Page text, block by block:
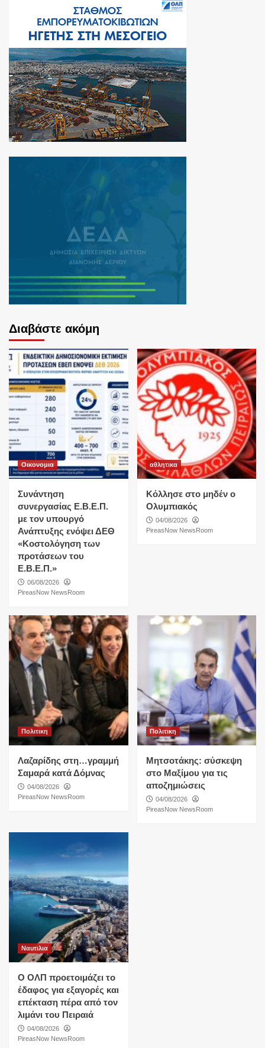
Διαβάστε ακόμη
Οικονομια
Συνάντηση
συνεργασίας Ε.Β.Ε.Π.
με τον υπουργό
Ανάπτυξης ενόψει ΔΕΘ
«Κοστολόγηση των
προτάσεων του
Ε.Β.Ε.Π.»
06/08/2026
PireasNow NewsRoom
αθλητικα
Κόλλησε στο μηδέν ο
Ολυμπιακός
04/08/2026
PireasNow NewsRoom
Πολιτικη
Λαζαρίδης στη…γραμμή
Σαμαρά κατά Δόμνας
04/08/2026
PireasNow NewsRoom
Πολιτικη
Μητσοτάκης: σύσκεψη
στο Μαξίμου για τις
αποζημιώσεις
04/08/2026
PireasNow NewsRoom
Ναυτιλια
O ΟΛΠ προετοιμάζει το
έδαφος για εξαγορές και
επέκταση πέρα από τον
λιμάνι του Πειραιά
04/08/2026
PireasNow NewsRoom